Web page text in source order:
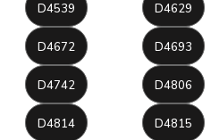
D4539 D4629
D4672 D4693
D4742 D4806
D4814 D4815